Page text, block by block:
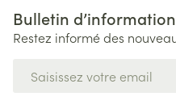
Bulletin d’information
Restez informé des